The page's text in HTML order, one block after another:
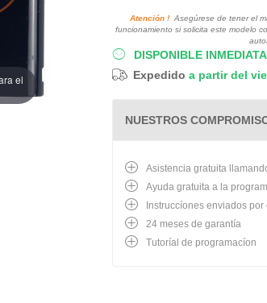
el
Atención !Asegúrese de tener el
funcionamiento si solicita este modelo
DISPONIBLE
Expedido a partir del
NUESTROS
Asistencia gratuita
Ayuda gratuita a la
Instruccíones enviados por
24 meses de garantía
Tutoríal de programacíon